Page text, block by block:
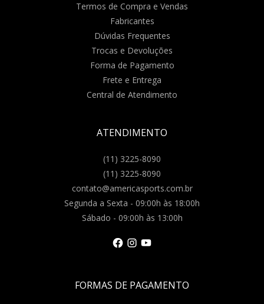
Termos de Compra e Vendas
Fabricantes
Dúvidas Frequentes
Trocas e Devoluções
Forma de Pagamento
Frete e Entrega
Central de Atendimento
ATENDIMENTO
(11) 3225-8090
(11) 3225-8090
contato@americasports.com.br
Segunda a Sexta - 09:00h às 18:00h
Sábado - 09:00h às 13:00h
FORMAS DE PAGAMENTO